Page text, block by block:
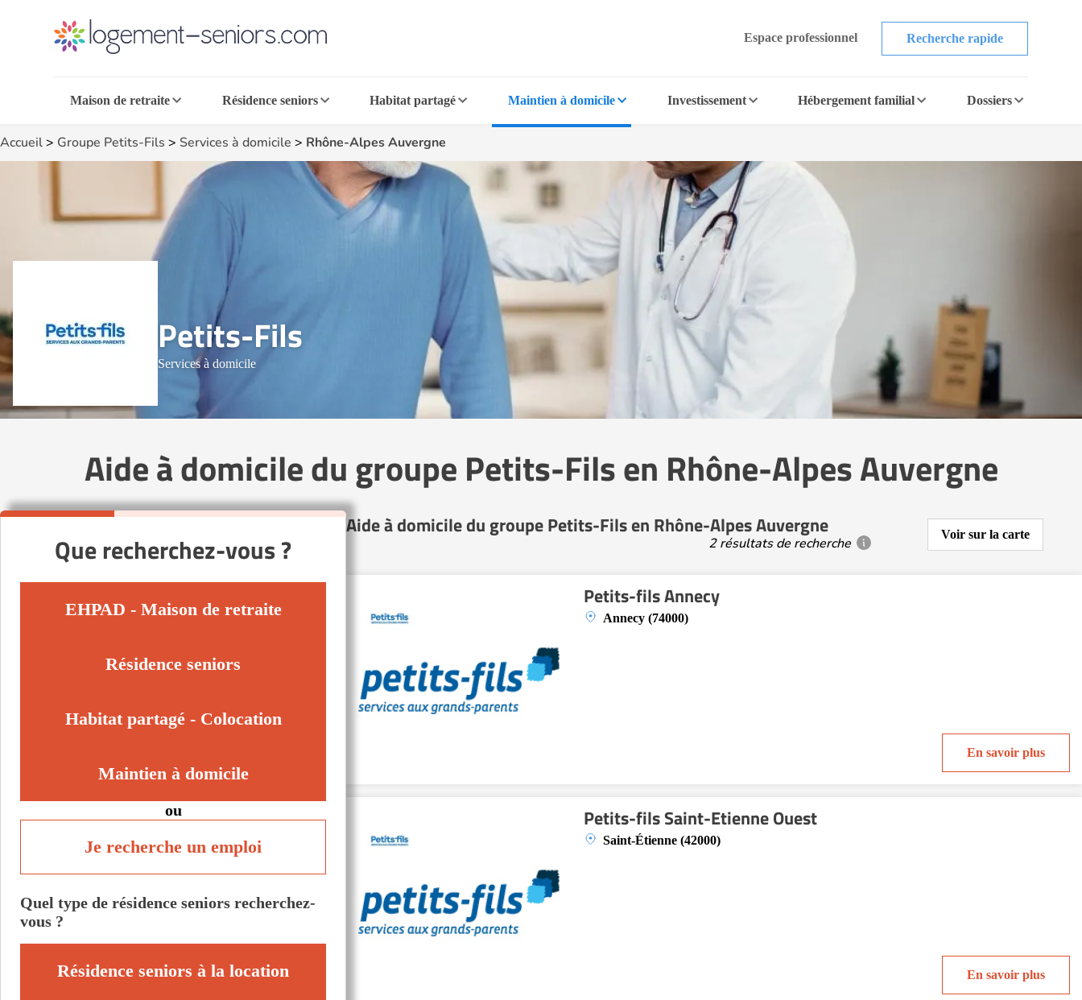
Espace professionnel Recherche rapide
Maison de retraite Résidence seniors Habitat partagé Maintien à domicile Investissement Hébergement familial Dossiers
Accueil> Groupe Petits-Fils > Services à domicile > Rhône-Alpes Auvergne
Petits-Fils
Services à domicile
Aide à domicile du groupe Petits-Fils en Rhône-Alpes Auvergne
Aide à domicile du groupe Petits-Fils en Rhône-Alpes Auvergne
2 résultats de recherche
Voir sur la carte
Petits-fils Annecy
Annecy (74000)
En savoir plus
Petits-fils Saint-Etienne Ouest
Saint-Étienne (42000)
En savoir plus
Que recherchez-vous ?
EHPAD - Maison de retraite
Résidence seniors
Habitat partagé - Colocation
Maintien à domicile
ou
Je recherche un emploi
Quel type de résidence seniors recherchez-
vous ?
Résidence seniors à la location